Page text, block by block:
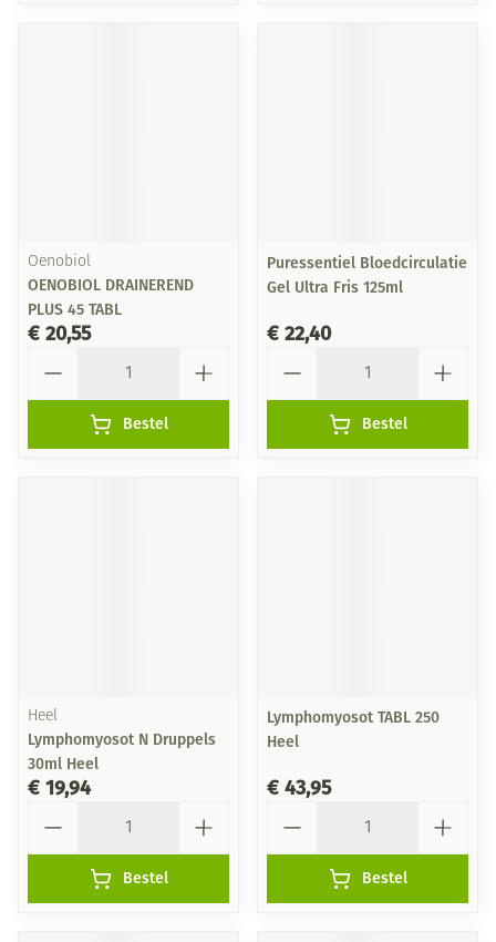
Oenobiol
OENOBIOL DRAINEREND
PLUS 45 TABL
€ 20,55
Bestel
Puressentiel Bloedcirculatie
Gel Ultra Fris 125ml
€ 22,40
Bestel
Heel
Lymphomyosot N Druppels
30ml Heel
€ 19,94
Bestel
Lymphomyosot TABL 250
Heel
€ 43,95
Bestel